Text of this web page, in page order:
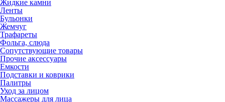
Жидкие камни
Ленты
Бульонки
Жемчуг
Трафареты
Фольга, слюда
Сопутствующие товары
Прочие аксессуары
Емкости
Подставки и коврики
Палитры
Уход за лицом
Массажеры для лица